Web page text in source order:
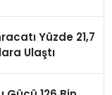
Yüzde 21,7
Ulaştı